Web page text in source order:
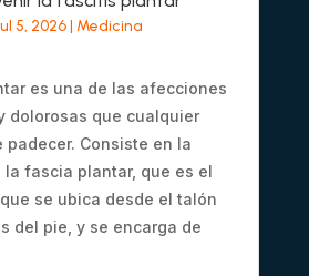
5, 2026| Medicina
es una de las afecciones
dolorosas que cualquier
padecer. Consiste en la
fascia plantar, que es el
se ubica desde el talón
del pie, y se encarga de